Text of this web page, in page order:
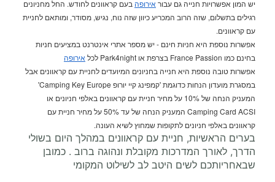
יש המון אפשרויות חנייה גם עבור אירופה בעם קראוונים לחודש. החל מחניונים
רגילים בתשלום, שזה הרוב המכריע כיוון שזה נוח, נגיש, מסודר, ומותאם לחניית
עם קראוונים.
אפשרות נוספת היא חניות חינם - יש מספר אתרי אינטרנט במציעים חניות
בחינם כמו France Passion בצרפת או Park4night לכל
אירופה
אפשרות טובה נוספת היא חנייה בחניונים המיועדים לחניית עם קראוונים אבל
במסגרת מועדון הנחות כדוגמת 'קמפינג קיי יורופ Camping Key Europe'
המעניק הנחה של 10% על מחיר חניית עם קראוונים באלפי חניונים או
Camping Card ACSI המעניק הנחה של עד 50% על מחיר חניית עם
קראוונים באלפי חניונים לתקופות שמחוץ לשיא העונה.
בערים הראשיות, חניית עם קראוונים במהלך היום בשולי
הדרך, לאורך המדרכות מקובלת ונהוגה ברוב . כמובן
שבאחריותכם לשים היטב לב לשילוט המקומי